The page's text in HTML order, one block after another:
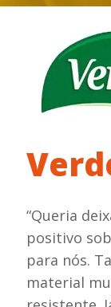
“Queria
positivo
para nós.
material